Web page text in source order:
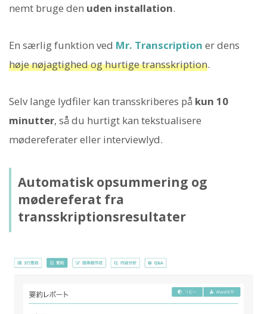
nemt bruge den uden installation.
En særlig funktion ved Mr. Transcription er dens
høje nøjagtighed og hurtige transskription.
Selv lange lydfiler kan transskriberes på kun 10
minutter, så du hurtigt kan tekstualisere
mødereferater eller interviewlyd.
Automatisk opsummering og
mødereferat fra
transskriptionsresultater